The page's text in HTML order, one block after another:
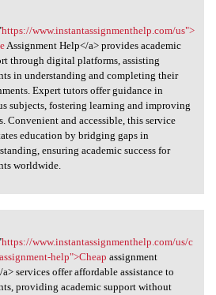
www
https://www.instantassignmenthelp.com/us">
Assignment Help</a> provides academic
through digital platforms, assisting
in understanding and completing their
Expert tutors offer guidance in
subjects, fostering learning and improving
Convenient and accessible, this service
education by bridging gaps in
ensuring academic success for
worldwide.
www
https://www.instantassignmenthelp.com/us/c
help">Cheap assignment
services offer affordable assistance to
providing academic support without